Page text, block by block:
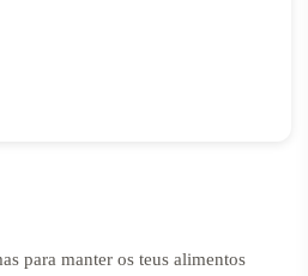
para manter os teus alimentos